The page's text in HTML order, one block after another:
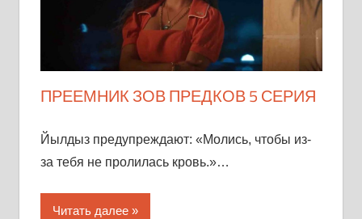
ПРЕЕМНИК ЗОВ ПРЕДКОВ 5 СЕРИЯ
Йылдыз предупреждают: «Молись, чтобы из-
за тебя не пролилась кровь.»…
Читать далее